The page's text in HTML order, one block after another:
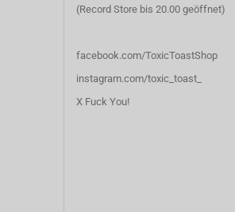
(Record Store bis 20.00 geöffnet)
facebook.com/ToxicToastShop
instagram.com/toxic_toast_
X Fuck You!